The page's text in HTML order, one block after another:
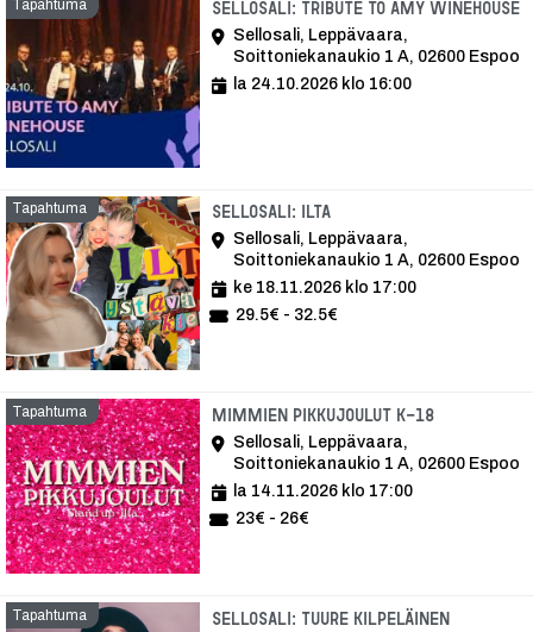
Tapahtuma Sellosali: Tribute to Amy Winehouse
Sellosali, Leppävaara,
Soittoniekanaukio 1 A, 02600 Espoo
la 24.10.2026 klo 16:00
Tapahtuma Sellosali: IltaTapahtuma
Sellosali, Leppävaara,
Soittoniekanaukio 1 A, 02600 Espoo
ke 18.11.2026 klo 17:00
29.5€ - 32.5€
Tapahtuma Mimmien pikkujoulut K-18Tapahtuma
Sellosali, Leppävaara,
Soittoniekanaukio 1 A, 02600 Espoo
la 14.11.2026 klo 17:00
23€ - 26€
Tapahtuma Sellosali: Tuure Kilpeläinen